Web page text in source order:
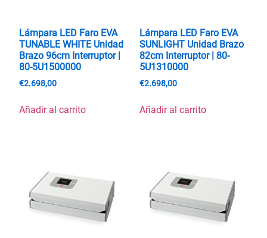
Lámpara LED Faro EVA
TUNABLE WHITE Unidad
Brazo 96cm Interruptor |
80-5U1500000
€2.698,00
Añadir al carrito
Lámpara LED Faro EVA
SUNLIGHT Unidad Brazo
82cm Interruptor | 80-
5U1310000
€2.698,00
Añadir al carrito